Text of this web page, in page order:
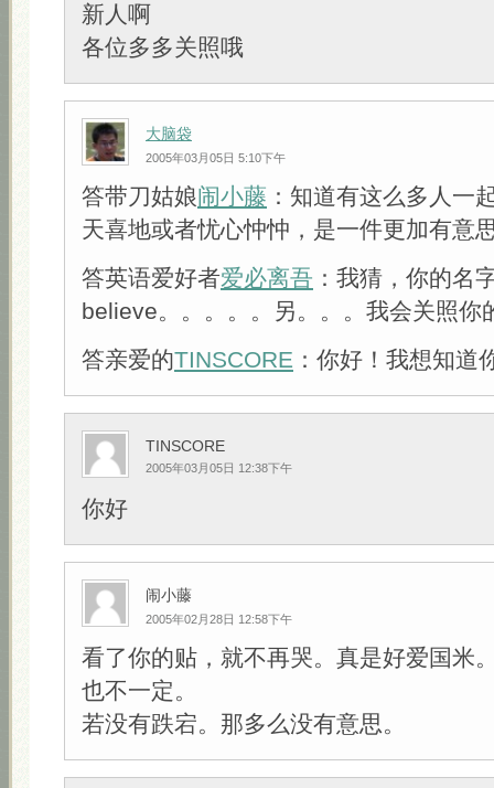
新人啊
各位多多关照哦
大脑袋
2005年03月05日 5:10下午
答带刀姑娘闹小藤 ：知道有这么多人一
天喜地或者忧心忡忡，是一件更加有意
答英语爱好者爱必离吾 ：我猜，你的名
believe。。。。。另。。。我会关照你
答亲爱的TINSCORE ：你好！我想知道
TINSCORE
2005年03月05日 12:38下午
你好
闹小藤
2005年02月28日 12:58下午
看了你的贴，就不再哭。真是好爱国米
也不一定。
若没有跌宕。那多么没有意思。